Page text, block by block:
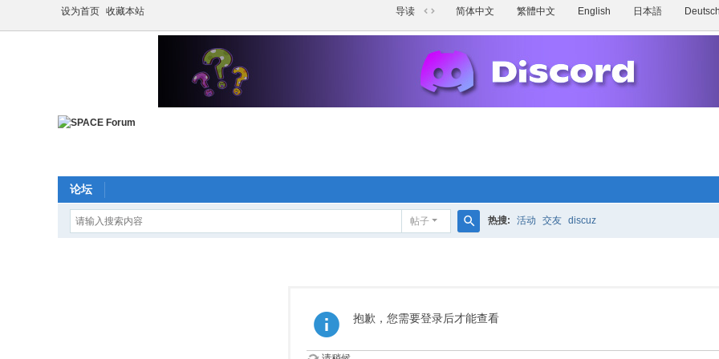
设为首页 收藏本站 简体中文 繁體中文 English 日本語
导读
换
到
宽
版
论坛
帖子 热搜: 活动 交友 discuz
抱歉，您需要登录后才能查看